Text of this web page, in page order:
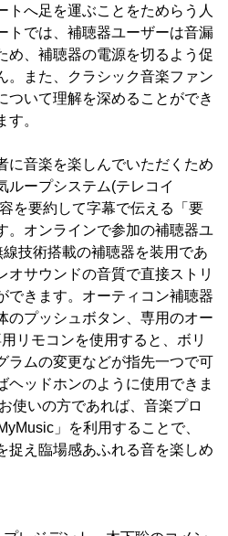
トへ足を運ぶことをためらう人
トでは、補聴器ユーザーは音漏
め、補聴器の電源を切るよう促
。また、クラシック音楽ファン
ついて理解を深めることができ
。
に音楽を楽しんでいただくため
ループシステム(テレコイ
を要約して字幕で伝える「要
。オンラインで参加の補聴器ユ
技術搭載の補聴器を装用であ
オサウンドの音質で直接ストリ
できます。オーティコン補聴器
のプッシュボタン、専用のオー
リモコンを使用すると、ボリ
ラムの変更などが指先一つで可
ヘッドホンのように使用できま
使いの方であれば、音楽プロ
」を利用することで、
捉え臨場感あふれる音を楽しめ